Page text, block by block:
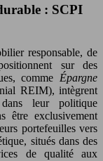
: SCPI
responsable, de
sur des
comme Épargne
REIM), intègrent
leur politique
être exclusivement
portefeuilles vers
situés dans des
de qualité aux